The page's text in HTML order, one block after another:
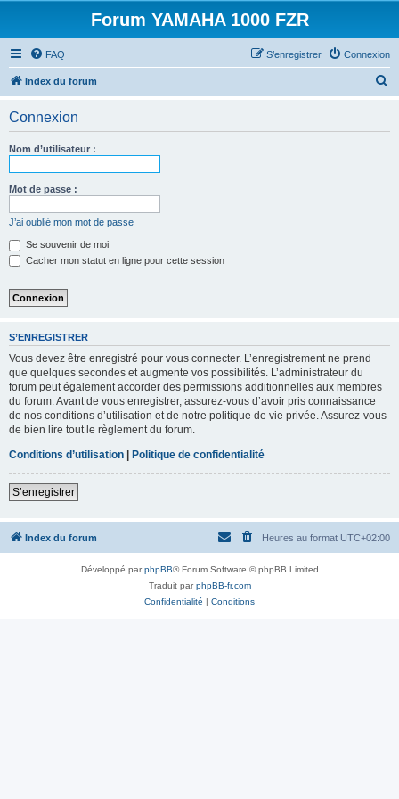
Forum YAMAHA 1000 FZR
FAQ Connexion
S’enregistrer
Index du forum
Connexion
Nom d’utilisateur :
Mot de passe :
J’ai oublié mon mot de passe
Se souvenir de moi
Cacher mon statut en ligne pour cette session
S’ENREGISTRER
Vous devez être enregistré pour vous connecter. L’enregistrement ne prend
que quelques secondes et augmente vos possibilités. L’administrateur du
forum peut également accorder des permissions additionnelles aux membres
du forum. Avant de vous enregistrer, assurez-vous d’avoir pris connaissance
de nos conditions d’utilisation et de notre politique de vie privée. Assurez-vous
de bien lire tout le règlement du forum.
Conditions d’utilisation | Politique de confidentialité
S’enregistrer
Index du forum Heures au format UTC+02:00
Développé parphpBB® Forum Software © phpBB Limited
Traduit parphpBB-fr.com
Confidentialité | Conditions